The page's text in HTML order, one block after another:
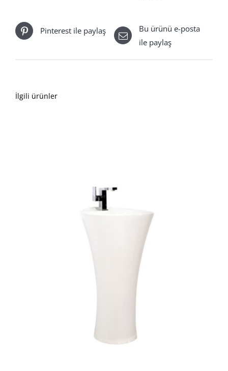
Pinterest ile paylaş
Bu ürünü e-posta
ile paylaş
İlgili ürünler